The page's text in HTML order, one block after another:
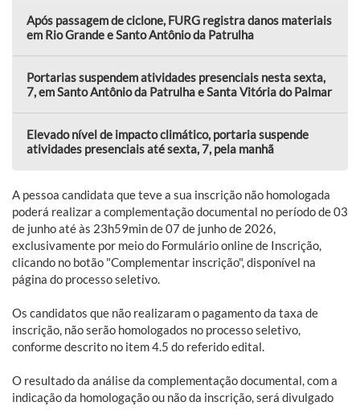
Após passagem de ciclone, FURG registra danos materiais
em Rio Grande e Santo Antônio da Patrulha
Portarias suspendem atividades presenciais nesta sexta,
7, em Santo Antônio da Patrulha e Santa Vitória do Palmar
Elevado nível de impacto climático, portaria suspende
atividades presenciais até sexta, 7, pela manhã
A pessoa candidata que teve a sua inscrição não homologada
poderá realizar a complementação documental no período de 03
de junho até às 23h59min de 07 de junho de 2026,
exclusivamente por meio do Formulário online de Inscrição,
clicando no botão "Complementar inscrição", disponível na
página do processo seletivo.
Os candidatos que não realizaram o pagamento da taxa de
inscrição, não serão homologados no processo seletivo,
conforme descrito no item 4.5 do referido edital.
O resultado da análise da complementação documental, com a
indicação da homologação ou não da inscrição, será divulgado